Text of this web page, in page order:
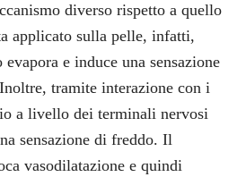
diverso rispetto a quello
applicato sulla pelle, infatti,
e induce una sensazione
tramite interazione con i
a livello dei terminali nervosi
sensazione di freddo. Il
vasodilatazione e quindi